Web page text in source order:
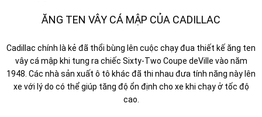
ĂNG TEN VÂY CÁ MẬP CỦA CADILLAC
Cadillac chính là kẻ đã thổi bùng lên cuộc chạy đua thiết kế ăng ten
vây cá mập khi tung ra chiếc Sixty-Two Coupe deVille vào năm
1948. Các nhà sản xuất ô tô khác đã thi nhau đưa tính năng này lên
xe với lý do có thể giúp tăng độ ổn định cho xe khi chạy ở tốc độ
cao.